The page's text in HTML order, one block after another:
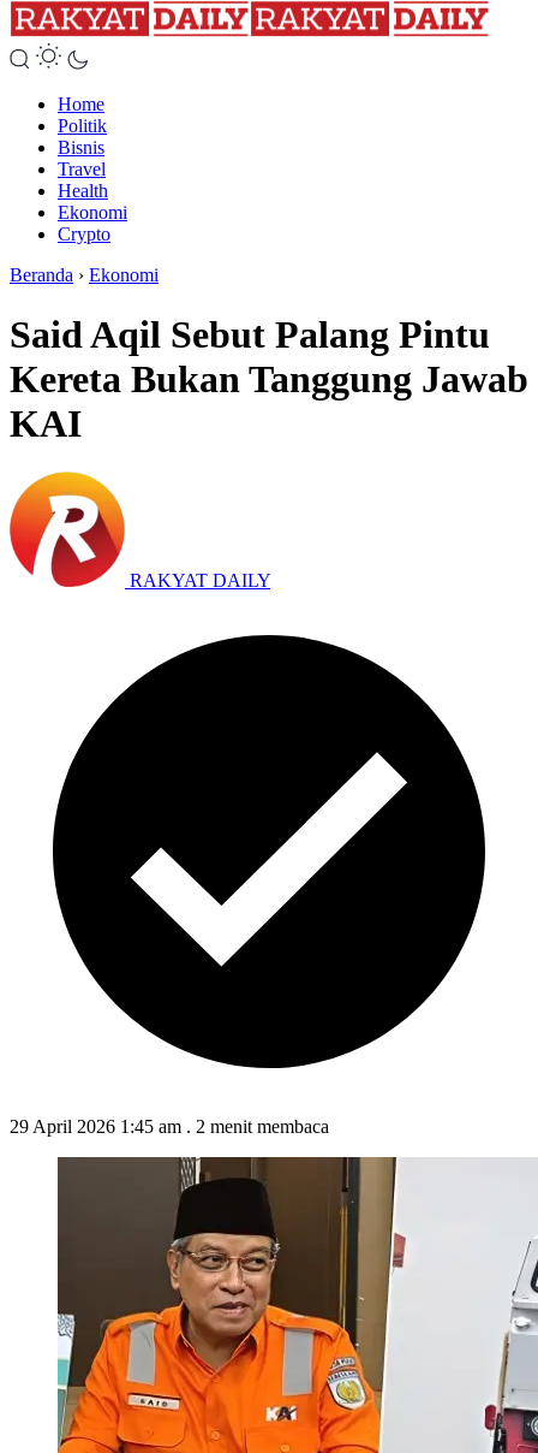
Home
Politik
Bisnis
Travel
Health
Ekonomi
Crypto
Beranda › Ekonomi
Said Aqil Sebut Palang Pintu
Kereta Bukan Tanggung Jawab
KAI
RAKYAT DAILY
29 April 2026 1:45 am . 2 menit membaca